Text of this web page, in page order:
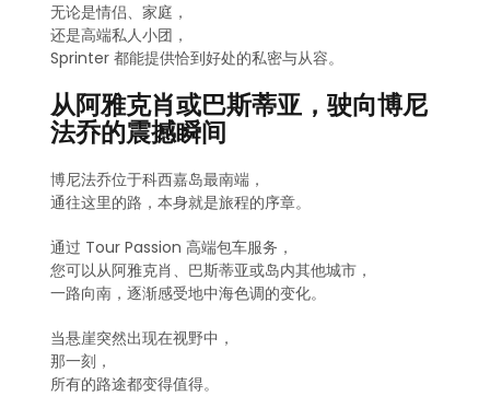
无论是情侣、家庭，
还是高端私人小团，
Sprinter 都能提供恰到好处的私密与从容。
从阿雅克肖或巴斯蒂亚，驶向博尼
法乔的震撼瞬间
博尼法乔位于科西嘉岛最南端，
通往这里的路，本身就是旅程的序章。
通过 Tour Passion 高端包车服务，
您可以从阿雅克肖、巴斯蒂亚或岛内其他城市，
一路向南，逐渐感受地中海色调的变化。
当悬崖突然出现在视野中，
那一刻，
所有的路途都变得值得。